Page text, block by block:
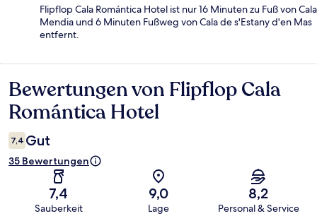
Flipflop Cala Romántica Hotel ist nur 16 Minuten zu Fuß von Cala
Mendia und 6 Minuten Fußweg von Cala de s'Estany d'en Mas
entfernt.
Bewertungen
Bewertungen von Flipflop Cala
Romántica Hotel
7,4 Gut
35 Bewertungen
7,4
Sauberkeit
9,0
Lage
8,2
Personal & Service